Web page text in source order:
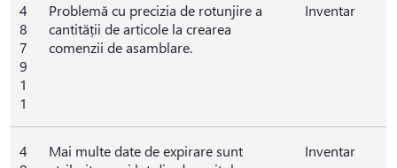
4
8
7
9
1
1
Problemă cu precizia de rotunjire a
cantității de articole la crearea
comenzii de asamblare.
Inventar
4
Mai multe date de expirare sunt
Inventar